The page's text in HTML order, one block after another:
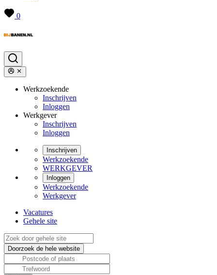
0
Werkzoekende
Inschrijven
Inloggen
Werkgever
Inschrijven
Inloggen
Inschrijven
Werkzoekende
WERKGEVER
Inloggen
Werkzoekende
Werkgever
Vacatures
Gehele site